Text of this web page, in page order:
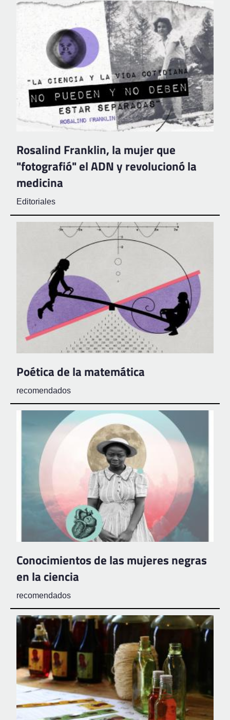
Rosalind Franklin, la mujer que
"fotografió" el ADN y revolucionó la
medicina
Editoriales
Poética de la matemática
recomendados
Conocimientos de las mujeres negras
en la ciencia
recomendados